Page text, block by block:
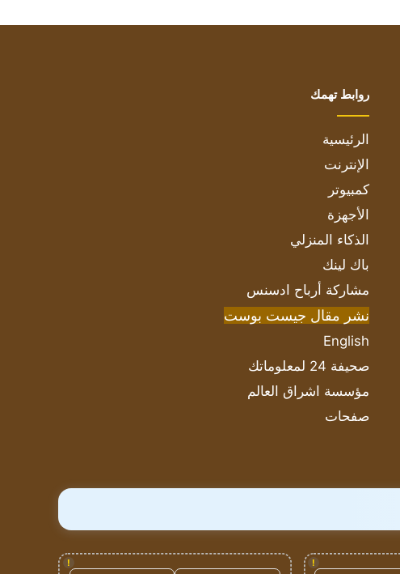
روابط تهمك
الرئيسية
الإنترنت
كمبيوتر
الأجهزة
الذكاء المنزلي
باك لينك
مشاركة أرباح ادسنس
نشر مقال جيست بوست
English
صحيفة 24 لمعلوماتك
مؤسسة اشراق العالم
صفحات
!
!